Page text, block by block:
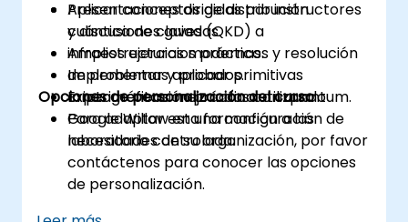
Aplicar conceptos de distribución
cuántica de claves (QKD) a
infraestructuras modernas.
Implementar y probar primitivas
criptográficas mejoradas con quantum.
Presentaciones dirigidas por instructores
y discusiones guiadas.
Amplios ejercicios prácticos y resolución
de problemas aplicados.
Experimentación práctica utilizando
Google Willow en una configuración de
laboratorio controlada.
Opciones de personalización del curso
Para adaptar esta formación a las
necesidades de su organización, por favor
contáctenos para conocer las opciones
de personalización.